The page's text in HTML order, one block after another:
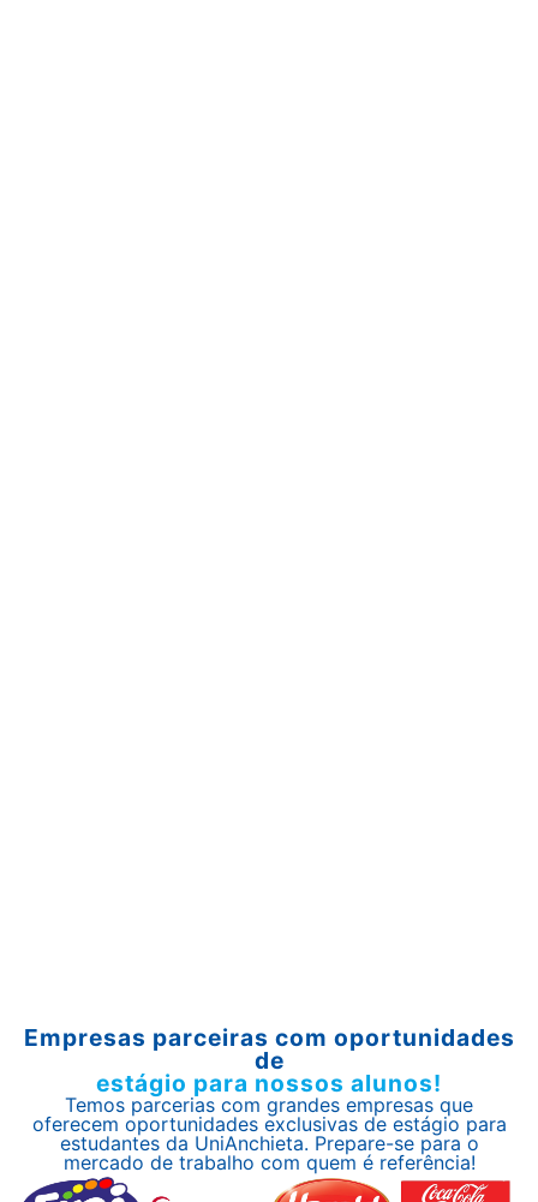
Empresas parceiras com oportunidades
de
estágio para nossos alunos!
Temos parcerias com grandes empresas que
oferecem oportunidades exclusivas de estágio para
estudantes da UniAnchieta. Prepare-se para o
mercado de trabalho com quem é referência!